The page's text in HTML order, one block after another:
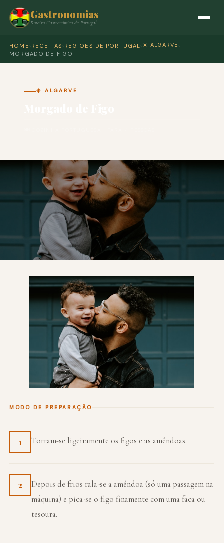
Gastronomias
Roteiro Gastronómico de Portugal
HOME › RECEITAS › REGIÕES DE PORTUGAL › ☀️ ALGARVE ›
MORGADO DE FIGO
☀️ ALGARVE
MODO DE PREPARAÇÃO
1 Torram-se ligeiramente os figos e as amêndoas.
2
Depois de frios rala-se a amêndoa (só uma passagem na
máquina) e pica-se o figo finamente com uma faca ou
tesoura.